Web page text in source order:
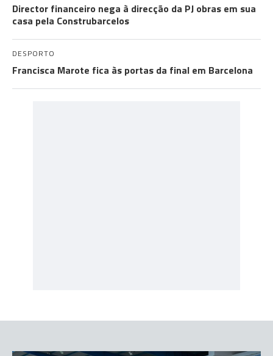
Director financeiro nega à direcção da PJ obras em sua
casa pela Construbarcelos
DESPORTO
Francisca Marote fica às portas da final em Barcelona